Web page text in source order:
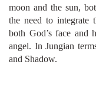
moon and the sun,
the need to integrate
both God’s face and
angel. In Jungian
and Shadow.